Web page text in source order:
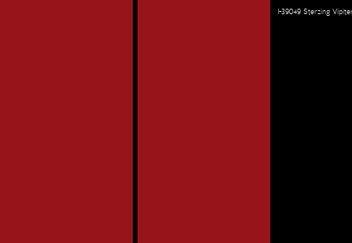
I-39049 Sterzing